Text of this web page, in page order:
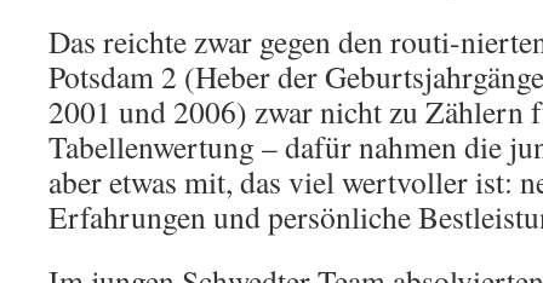
Das reichte zwar gegen den routi-
Potsdam 2 (Heber der
2001 und 2006) zwar nicht zu Zählern
Tabellenwertung – dafür nahmen die
aber etwas mit, das viel wertvoller ist:
Erfahrungen und persönliche